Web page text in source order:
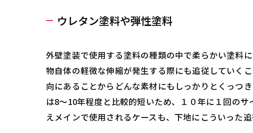
ウレタン塗料や弾性塗料
外壁塗装で使用する塗料の種類の中で柔らかい塗料
物自体の軽微な伸縮が発生する際にも追従していく
向にあることからどんな素材にもしっかりとくっつ
は8～10年程度と比較的短いため、１０年に１回の
えメインで使用されるケースも、下地にこういった